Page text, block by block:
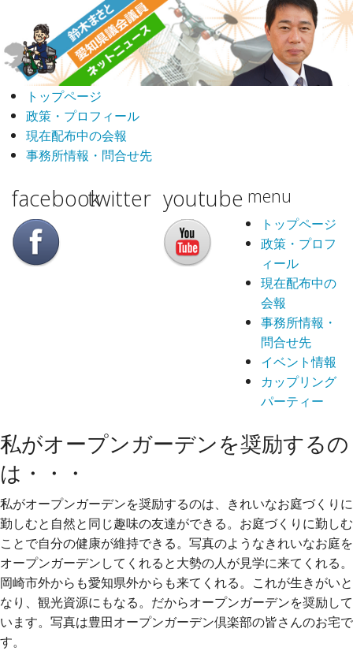
トップページ
政策・プロフィール
現在配布中の会報
事務所情報・問合せ先
facebooktwitter youtube menu
トップページ
政策・プロフ
ィール
現在配布中の
会報
事務所情報・
問合せ先
イベント情報
カップリング
パーティー
私がオープンガーデンを奨励するの
は・・・
私がオープンガーデンを奨励するのは、きれいなお庭づくりに
勤しむと自然と同じ趣味の友達ができる。お庭づくりに勤しむ
ことで自分の健康が維持できる。写真のようなきれいなお庭を
オープンガーデンしてくれると大勢の人が見学に来てくれる。
岡崎市外からも愛知県外からも来てくれる。これが生きがいと
なり、観光資源にもなる。だからオープンガーデンを奨励して
います。写真は豊田オープンガーデン倶楽部の皆さんのお宅で
す。